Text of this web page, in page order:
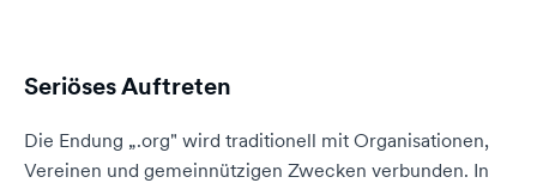
Seriöses Auftreten
Die Endung „.org" wird traditionell mit Organisationen,
Vereinen und gemeinnützigen Zwecken verbunden. In